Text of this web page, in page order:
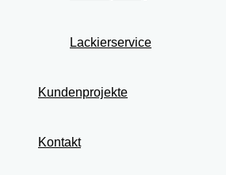
Lackierservice
Kundenprojekte
Kontakt